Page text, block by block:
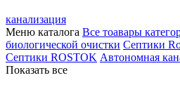
канализация
Меню каталога Все тоавары
биологической очистки Септики
Септики ROSTOK Автономная
Показать все